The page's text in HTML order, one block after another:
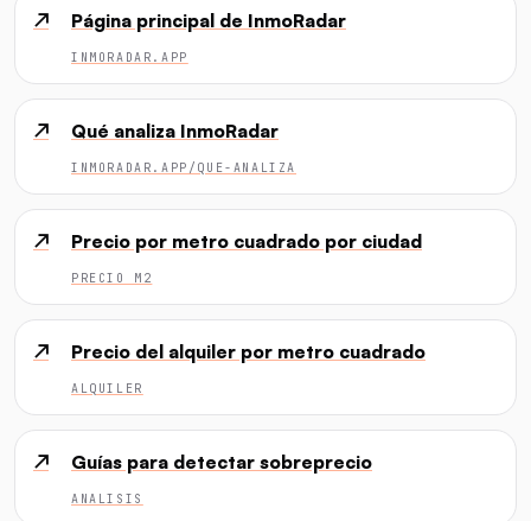
↗ Página principal de InmoRadar
INMORADAR.APP
↗ Qué analiza InmoRadar
INMORADAR.APP/QUE-ANALIZA
↗ Precio por metro cuadrado por ciudad
PRECIO M2
↗ Precio del alquiler por metro cuadrado
ALQUILER
↗ Guías para detectar sobreprecio
ANALISIS